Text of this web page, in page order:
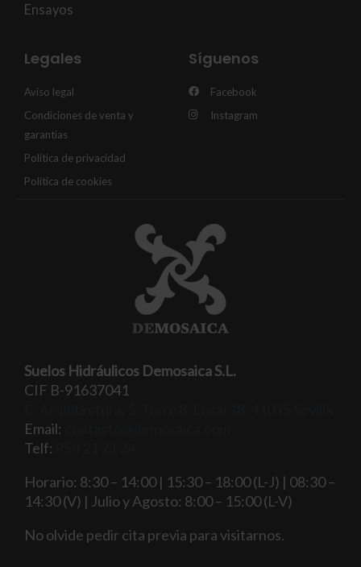
Ensayos
Legales
Aviso legal
Condiciones de venta y
garantías
Política de privacidad
Política de cookies
Síguenos
Facebook
Instagram
Suelos Hidráulicos Demosaica S.L.
CIF B-91637041
Email:
Telf:
Horario: 8:30 – 14:00 | 15:30 – 18:00 (L-J) | 08:30 –
14:30 (V) | Julio y Agosto: 8:00 – 15:00 (L-V)
No olvide pedir cita previa para visitarnos.